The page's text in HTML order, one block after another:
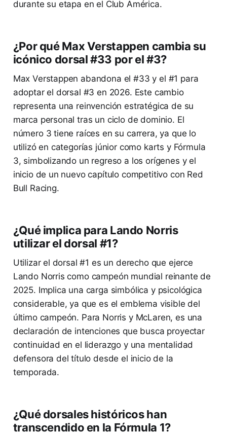
durante su etapa en el Club América.
¿Por qué Max Verstappen cambia su
icónico dorsal #33 por el #3?
Max Verstappen abandona el #33 y el #1 para
adoptar el dorsal #3 en 2026. Este cambio
representa una reinvención estratégica de su
marca personal tras un ciclo de dominio. El
número 3 tiene raíces en su carrera, ya que lo
utilizó en categorías júnior como karts y Fórmula
3, simbolizando un regreso a los orígenes y el
inicio de un nuevo capítulo competitivo con Red
Bull Racing.
¿Qué implica para Lando Norris
utilizar el dorsal #1?
Utilizar el dorsal #1 es un derecho que ejerce
Lando Norris como campeón mundial reinante de
2025. Implica una carga simbólica y psicológica
considerable, ya que es el emblema visible del
último campeón. Para Norris y McLaren, es una
declaración de intenciones que busca proyectar
continuidad en el liderazgo y una mentalidad
defensora del título desde el inicio de la
temporada.
¿Qué dorsales históricos han
transcendido en la Fórmula 1?